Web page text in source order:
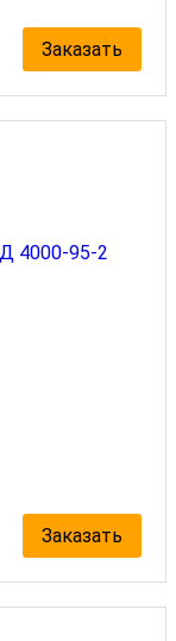
Заказать
Заказать